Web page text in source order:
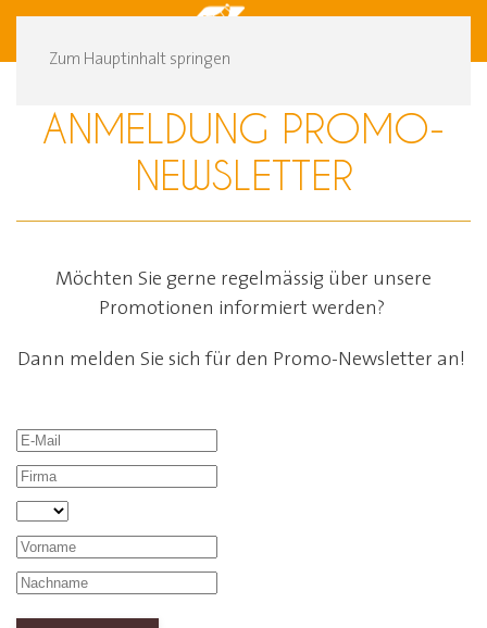
Zum Hauptinhalt springen
ANMELDUNG PROMO-
NEWSLETTER
Möchten Sie gerne regelmässig über unsere
Promotionen informiert werden?
Dann melden Sie sich für den Promo-Newsletter an!